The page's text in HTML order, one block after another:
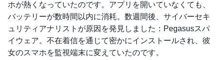
ホが熱くなっていたのです。アプリを開いていなくても、
バッテリーが数時間以内に消耗。数週間後、サイバーセキ
ュリティアナリストが原因を発見しました：Pegasusスパ
イウェア。不在着信を通じて密かにインストールされ、彼
女のスマホを監視端末に変えていたのです。